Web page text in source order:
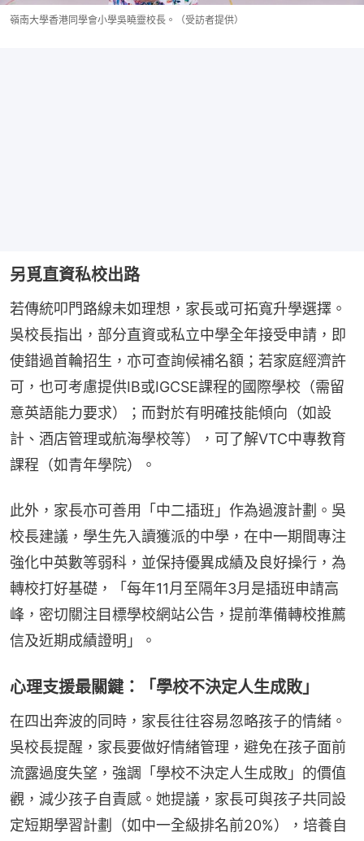
嶺南大學香港同學會小學吳曉靈校長。（受訪者提供）
另覓直資私校出路
若傳統叩門路線未如理想，家長或可拓寬升學選擇。
吳校長指出，部分直資或私立中學全年接受申請，即
使錯過首輪招生，亦可查詢候補名額；若家庭經濟許
可，也可考慮提供IB或IGCSE課程的國際學校（需留
意英語能力要求）；而對於有明確技能傾向（如設
計、酒店管理或航海學校等），可了解VTC中專教育
課程（如青年學院）。
此外，家長亦可善用「中二插班」作為過渡計劃。吳
校長建議，學生先入讀獲派的中學，在中一期間專注
強化中英數等弱科，並保持優異成績及良好操行，為
轉校打好基礎，「每年11月至隔年3月是插班申請高
峰，密切關注目標學校網站公告，提前準備轉校推薦
信及近期成績證明」。
心理支援最關鍵：「學校不決定人生成敗」
在四出奔波的同時，家長往往容易忽略孩子的情緒。
吳校長提醒，家長要做好情緒管理，避免在孩子面前
流露過度失望，強調「學校不決定人生成敗」的價值
觀，減少孩子自責感。她提議，家長可與孩子共同設
定短期學習計劃（如中一全級排名前20%），培養自